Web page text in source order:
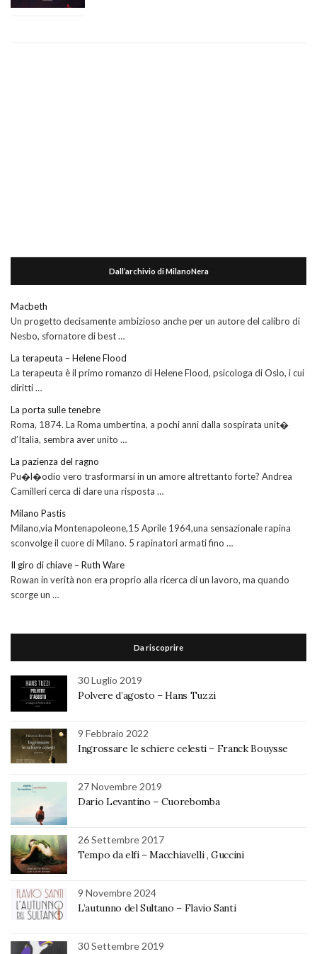
Dall’archivio di MilanoNera
Macbeth
Un progetto decisamente ambizioso anche per un autore del calibro di
Nesbo, sfornatore di best …
La terapeuta – Helene Flood
La terapeuta è il primo romanzo di Helene Flood, psicologa di Oslo, i cui
diritti …
La porta sulle tenebre
Roma, 1874. La Roma umbertina, a pochi anni dalla sospirata unit�
d’Italia, sembra aver unito …
La pazienza del ragno
Pu�l�odio vero trasformarsi in un amore altrettanto forte? Andrea
Camilleri cerca di dare una risposta …
Milano Pastis
Milano,via Montenapoleone,15 Aprile 1964,una sensazionale rapina
sconvolge il cuore di Milano. 5 rapinatori armati fino …
Il giro di chiave – Ruth Ware
Rowan in verità non era proprio alla ricerca di un lavoro, ma quando
scorge un …
Da riscoprire
30 Luglio 2019
Polvere d’agosto – Hans Tuzzi
9 Febbraio 2022
Ingrossare le schiere celesti – Franck Bouysse
27 Novembre 2019
Dario Levantino – Cuorebomba
26 Settembre 2017
Tempo da elfi – Macchiavelli , Guccini
9 Novembre 2024
L’autunno del Sultano – Flavio Santi
30 Settembre 2019